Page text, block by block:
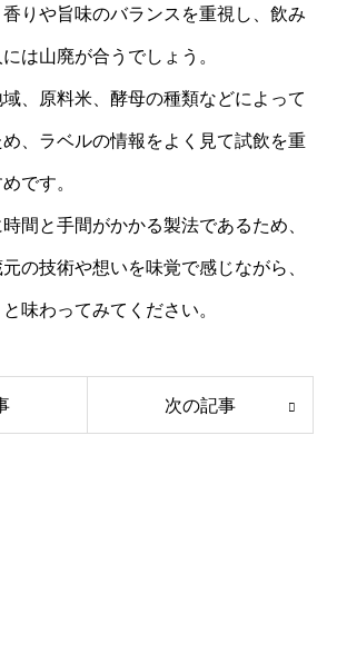
りや旨味のバランスを重視し、飲み
は山廃が合うでしょう。
、原料米、酵母の種類などによって
、ラベルの情報をよく見て試飲を重
です。
間と手間がかかる製法であるため、
の技術や想いを味覚で感じながら、
味わってみてください。
次の記事